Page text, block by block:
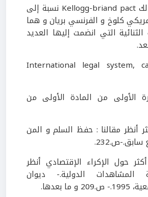
- و يدعى كذلك Kellogg-briand pact نسبة إلى
كلوخ و الفرنسي بريان و هما
الثنائية التي انضمت إليها العديد
- International legal system,
الأولى من المادة الأولى من
أنظر مقالنا : حفظ السلم و المن
ص.232.
حول الإكراء الإقتصادي أنظر
المشاهدات الدولية.- ديوان
بعدها.